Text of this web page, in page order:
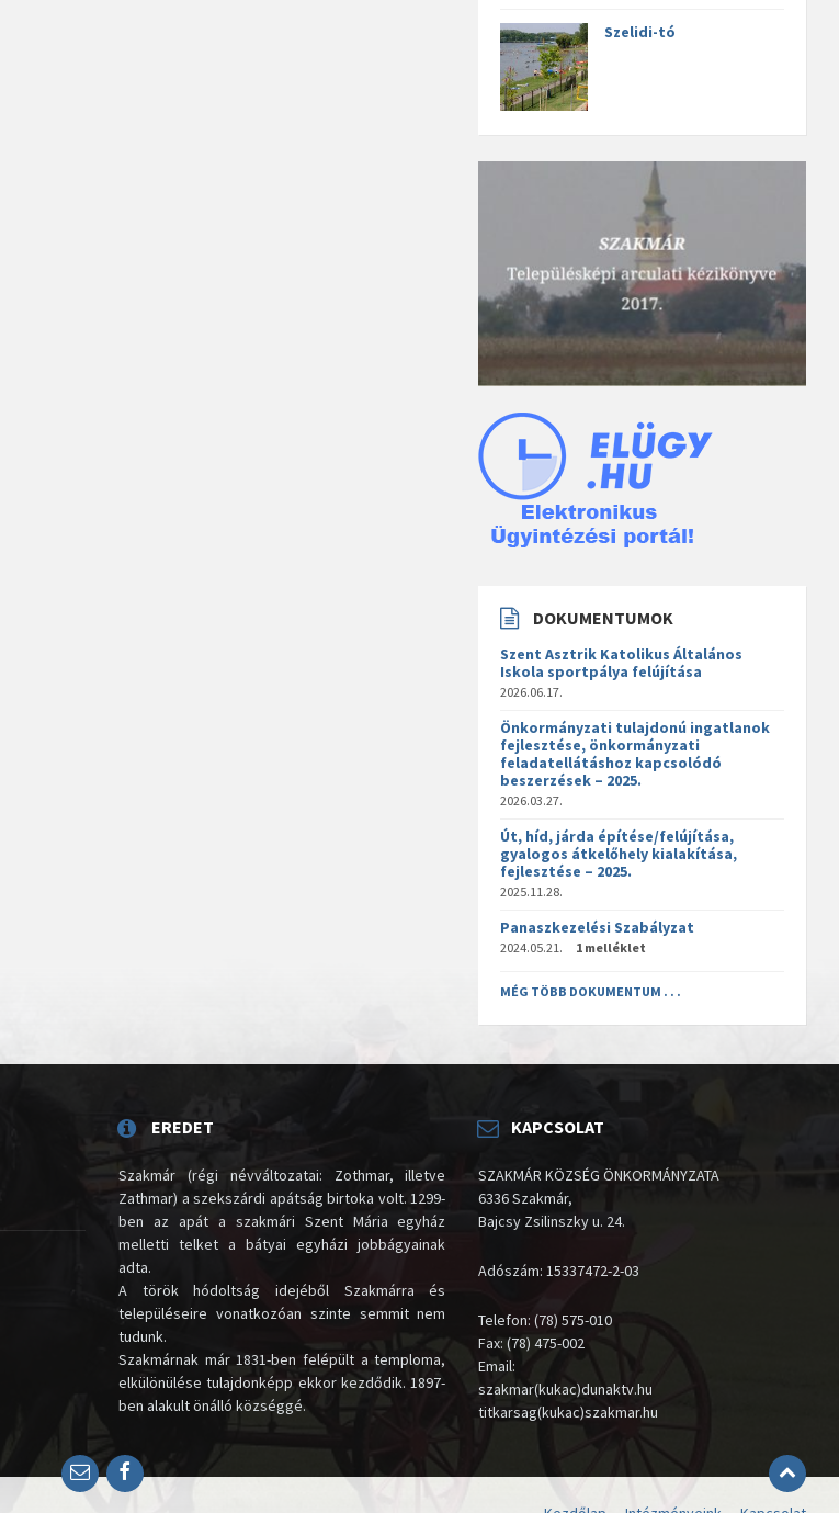
Szelidi-tó
DOKUMENTUMOK
Szent Asztrik Katolikus Általános
Iskola sportpálya felújítása
2026.06.17.
Önkormányzati tulajdonú ingatlanok
fejlesztése, önkormányzati
feladatellátáshoz kapcsolódó
beszerzések – 2025.
2026.03.27.
Út, híd, járda építése/felújítása,
gyalogos átkelőhely kialakítása,
fejlesztése – 2025.
2025.11.28.
Panaszkezelési Szabályzat
2024.05.21. 1 melléklet
MÉG TÖBB DOKUMENTUM . . .
EREDET
Szakmár (régi névváltozatai: Zothmar, illetve
Zathmar) a szekszárdi apátság birtoka volt. 1299-
ben az apát a szakmári Szent Mária egyház
melletti telket a bátyai egyházi jobbágyainak
adta.
A török hódoltság idejéből Szakmárra és
településeire vonatkozóan szinte semmit nem
tudunk.
Szakmárnak már 1831-ben felépült a temploma,
elkülönülése tulajdonképp ekkor kezdődik. 1897-
ben alakult önálló községgé.
KAPCSOLAT
SZAKMÁR KÖZSÉG ÖNKORMÁNYZATA
6336 Szakmár,
Bajcsy Zsilinszky u. 24.
Adószám: 15337472-2-03
Telefon: (78) 575-010
Fax: (78) 475-002
Email:
szakmar(kukac)dunaktv.hu
titkarsag(kukac)szakmar.hu
EmailFacebook